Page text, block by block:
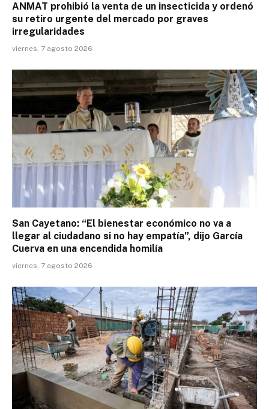
ANMAT prohibió la venta de un insecticida y ordenó
su retiro urgente del mercado por graves
irregularidades
viernes, 7 agosto 2026
San Cayetano: “El bienestar económico no va a
llegar al ciudadano si no hay empatía”, dijo García
Cuerva en una encendida homilía
viernes, 7 agosto 2026